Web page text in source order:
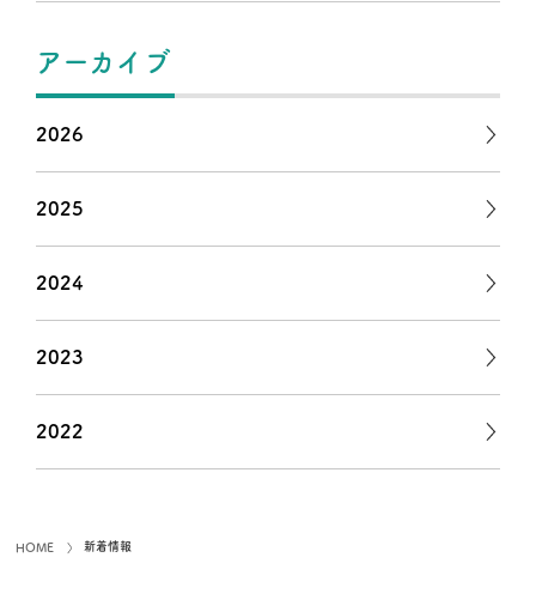
アーカイブ
2026
2025
2024
2023
2022
HOME 新着情報